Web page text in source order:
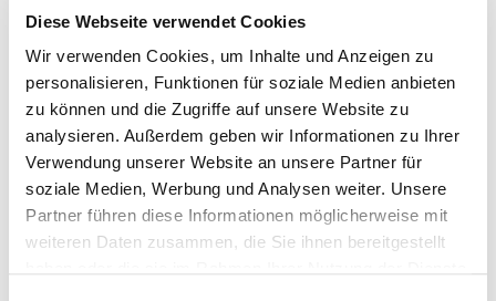
Diese Webseite verwendet Cookies
Wir verwenden Cookies, um Inhalte und Anzeigen zu
personalisieren, Funktionen für soziale Medien anbieten
zu können und die Zugriffe auf unsere Website zu
analysieren. Außerdem geben wir Informationen zu Ihrer
Verwendung unserer Website an unsere Partner für
soziale Medien, Werbung und Analysen weiter. Unsere
Partner führen diese Informationen möglicherweise mit
weiteren Daten zusammen, die Sie ihnen bereitgestellt
Rudolf-Buchheim-Straße 8
35392 Gießen
Tel.:0641-985-57160
Fax: 0641-985-57169
Mail:ed.nesseig-inu.dem.oruen@lhu.drahrebe
Anfahrt
http://www.ukgm.de